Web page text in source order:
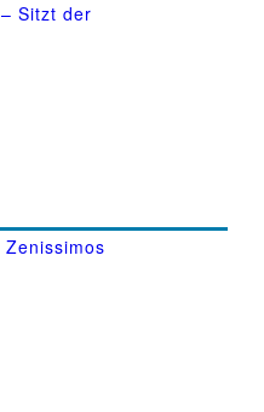
Sitzt der